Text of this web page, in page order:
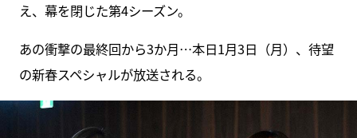
え、幕を閉じた第4シーズン。
あの衝撃の最終回から3か月…本日1月3日（月）、待望
の新春スペシャルが放送される。